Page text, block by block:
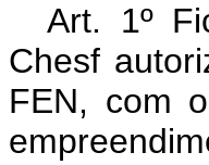
Art. 1º
Chesf
FEN, com